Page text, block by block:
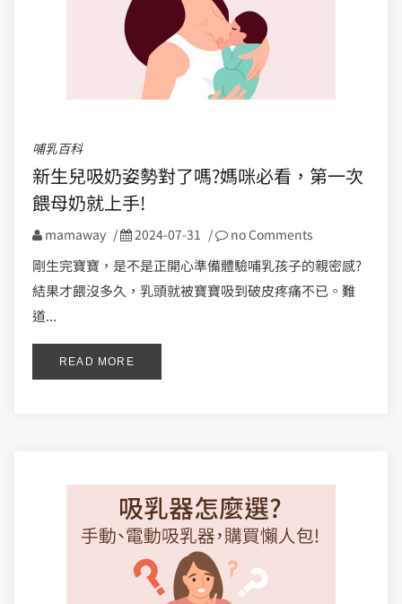
哺乳百科
新生兒吸奶姿勢對了嗎?媽咪必看，第一次
餵母奶就上手!
mamaway / 2024-07-31 / no Comments
剛生完寶寶，是不是正開心準備體驗哺乳孩子的親密感?
結果才餵沒多久，乳頭就被寶寶吸到破皮疼痛不已。難
道...
READ MORE